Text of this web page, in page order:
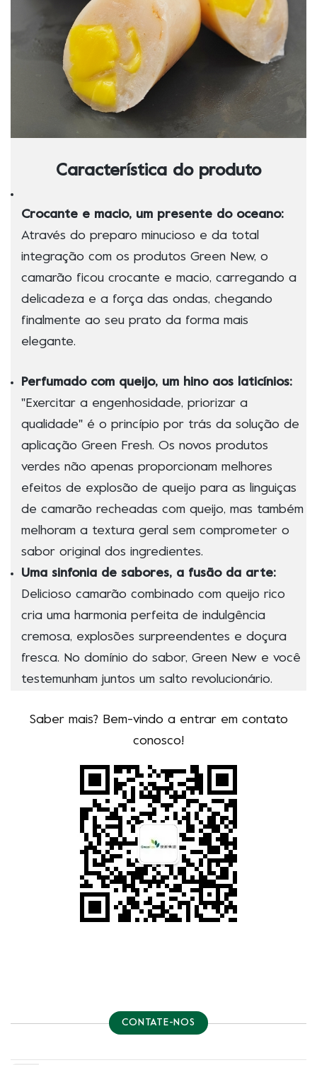
Característica do produto
Crocante e macio, um presente do oceano:
Através do preparo minucioso e da total
integração com os produtos Green New, o
camarão ficou crocante e macio, carregando a
delicadeza e a força das ondas, chegando
finalmente ao seu prato da forma mais
elegante.
Perfumado com queijo, um hino aos laticínios:
"Exercitar a engenhosidade, priorizar a
qualidade" é o princípio por trás da solução de
aplicação Green Fresh. Os novos produtos
verdes não apenas proporcionam melhores
efeitos de explosão de queijo para as linguiças
de camarão recheadas com queijo, mas também
melhoram a textura geral sem comprometer o
sabor original dos ingredientes.
Uma sinfonia de sabores, a fusão da arte:
Delicioso camarão combinado com queijo rico
cria uma harmonia perfeita de indulgência
cremosa, explosões surpreendentes e doçura
fresca. No domínio do sabor, Green New e você
testemunham juntos um salto revolucionário.
Saber mais? Bem-vindo a entrar em contato
conosco!
CONTATE-NOS